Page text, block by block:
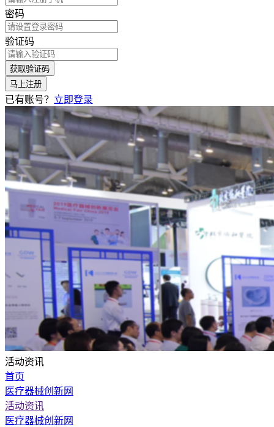
密码
验证码
获取验证码
马上注册
已有账号？ 立即登录
活动资讯
首页
医疗器械创新网
活动资讯
医疗器械创新网